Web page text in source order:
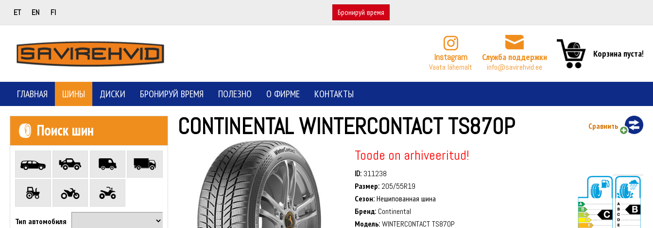
ET EN FI Бронируй время
Instagram
Vaata lähemalt
Служба поддержки
info@savirehvid.ee
Корзина пуста!
ГЛАВНАЯ ШИНЫ ДИСКИ БРОНИРУЙ ВРЕМЯ ПОЛЕЗНО О ФИРМЕ КОНТАКТЫ
Поиск шин
Тип автомобиля
CONTINENTAL WINTERCONTACT TS870P Сравнить
Toode on arhiveeritud!
ID: 311238
Размер: 205/55R19
Сезон:Нешипованная шина
Бренд: Continental
Модель:WINTERCONTACT TS870P